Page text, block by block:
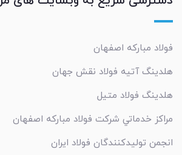
فولاد مبارکه اصفهان
هلدینگ آتیه فولاد نقش جهان
هلدینگ فولاد متیل
مراکز خدماتي شرکت فولاد مبارکه اصفهان
انجمن تولیدکنندگان فولاد ایران